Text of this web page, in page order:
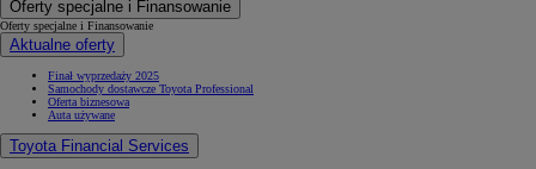
Oferty specjalne i Finansowanie
Oferty specjalne i Finansowanie
Aktualne oferty
Finał wyprzedaży 2025
Samochody dostawcze Toyota Professional
Oferta biznesowa
Auta używane
Toyota Financial Services